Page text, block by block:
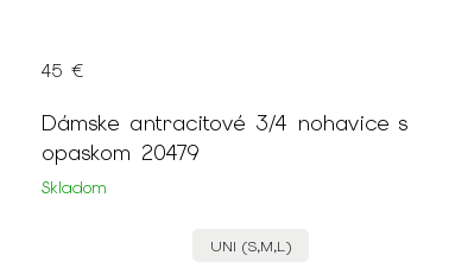
Dámske antracitové 3/4 nohavice s
opaskom 20479
Skladom
45 €
UNI (S,M,L)